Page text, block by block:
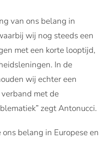
van ons belang in
wij nog steeds een
met een korte looptijd,
In de
wij echter een
verband met de
zegt Antonucci.
belang in Europese en